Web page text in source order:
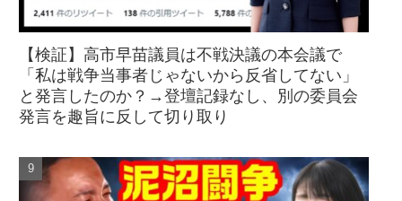
【検証】高市早苗議員は不戦決議の本会議で
「私は戦争当事者じゃないから反省してない」
と発言したのか？→登壇記録なし、別の委員会
発言を趣旨に反して切り取り